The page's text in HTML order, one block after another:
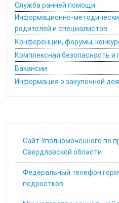
Служба ранней помощи
Информационно-
родителей и специалистов
Конференции, форумы,
Комплексная безопасность и
Вакансии
Информация о закупочной
Cайт Уполномоченного по
Свердловской области
Федеральный телефон
подростков